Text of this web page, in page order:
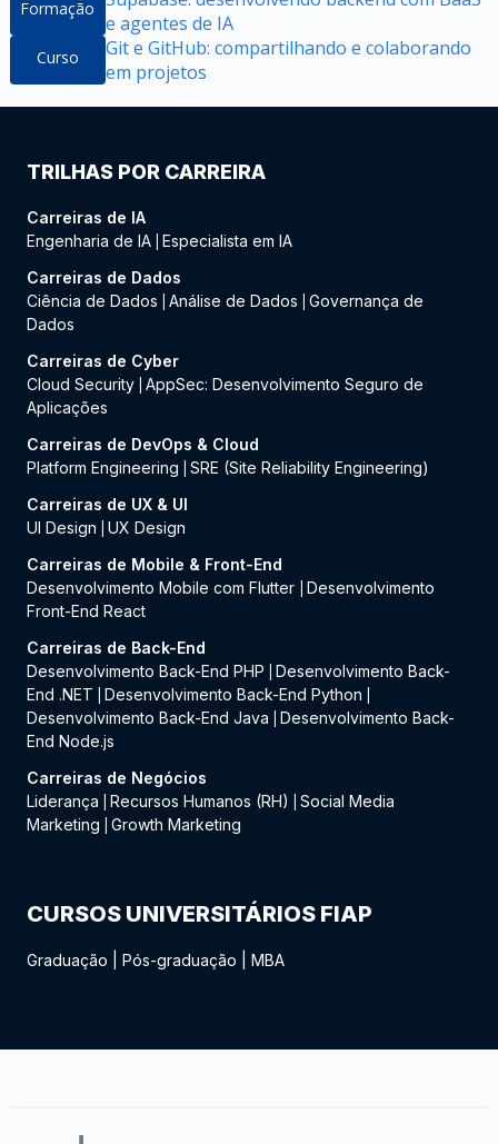
Formação
e agentes de IA
Curso
Git e GitHub: compartilhando e colaborando
em projetos
TRILHAS POR CARREIRA
Carreiras de IA
Engenharia de IA Especialista em IA
Carreiras de Dados
Ciência de Dados
Análise de Dados
Governança de
Dados
Carreiras de Cyber
Cloud Security AppSec: Desenvolvimento Seguro de
Aplicações
Carreiras de DevOps & Cloud
Platform Engineering
SRE (Site Reliability Engineering)
Carreiras de UX & UI
UI Design
UX Design
Carreiras de Mobile & Front-End
Desenvolvimento Mobile com Flutter
Desenvolvimento
Front-End React
Carreiras de Back-End
Desenvolvimento Back-End PHP
Desenvolvimento Back-
End .NET
Desenvolvimento Back-End Python
Desenvolvimento Back-End Java
Desenvolvimento Back-
End Node.js
Carreiras de Negócios
Liderança
Recursos Humanos (RH)
Social Media
Marketing
Growth Marketing
CURSOS UNIVERSITÁRIOS FIAP
Graduação Pós-graduação MBA